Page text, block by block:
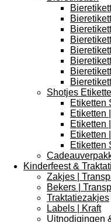
Shotjes
Etiketten
Etiketten
Etiketten
Etiketten
Etiketten
Kinderfeest &
Zakjes |
Bekers |
Traktatiezakjes
Labels | Kraft
Uitnodigingen